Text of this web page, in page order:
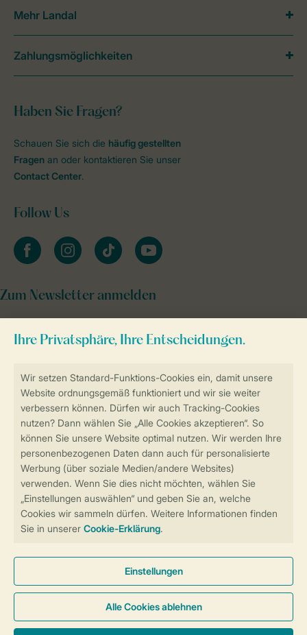
Sicherstellung Deiner Privatsphäre
Sicher und schnell zur Online-Buchung
Sichere Datenübertragung
Sicheres Bezahlen
Haben Sie Fragen?
Schauen Sie sich die häufig gestellten
Fragen an oder kontaktieren Sie unser
Contact Center.
Follow Us
facebookinstagramtiktok youtube
Zum Newsletter anmelden
Mehr Landal
Zahlungsmöglichkeiten
Cookies und Banner
Barrierefreiheit